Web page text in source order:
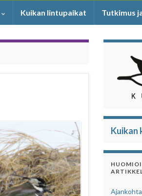
Kuikan lintupaikat Tutkimus
Kuikan